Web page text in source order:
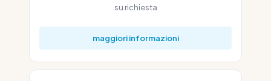
su richiesta
maggiori informazioni